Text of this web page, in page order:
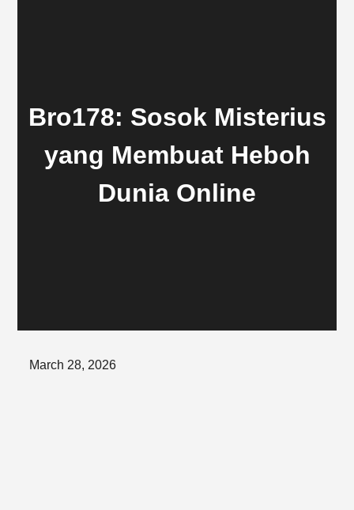
Bro178: Sosok Misterius
yang Membuat Heboh
Dunia Online
Posted
March 28, 2026